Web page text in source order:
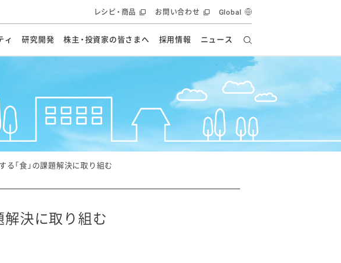
学） マヨテラス（見学施設） オフィシャルブログ
ィ
食と健康への貢献
ガバナンス
各種報告書
キユーピーグループ
統合報告書
研究開発
学会発表・論文 イノベーションストーリー
株主・投資家の皆さまへ
IRカレンダー
ー 電子公告 統合報告書
採用情報 ニュース
レシピ・商品
体験・エンタメ
お問い合わせ Global
解決に取り組む
る「食」の課題解決に取り組む